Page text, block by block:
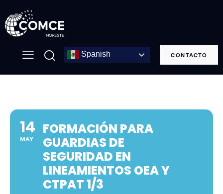
Spanish CONTACTO
14
MAY
FORMACIÓN PARA
GUARDIAS DE
SEGURIDAD EN
LINEAMIENTOS OEA Y
CTPAT 1/3